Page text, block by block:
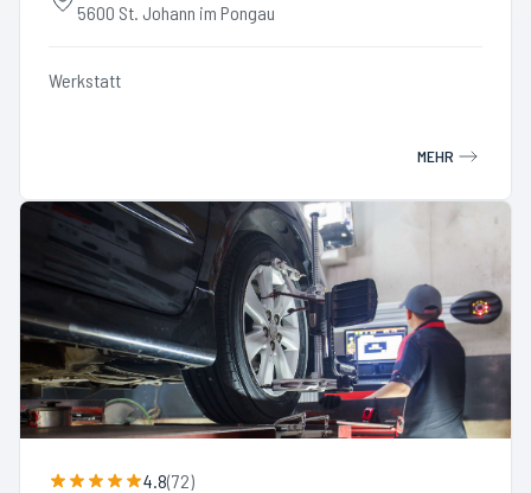
5600 St. Johann im Pongau
Werkstatt
MEHR
4.8(72)